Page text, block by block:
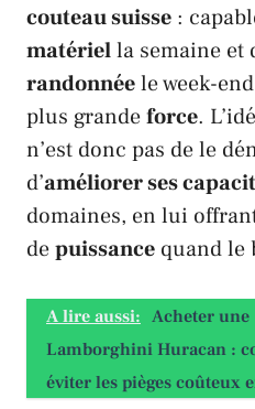
couteau suisse :
matériella semaine et
randonnéele week-
plus grandeforce.
n’est donc pas de le
d’améliorer ses
domaines, en lui
depuissance quand le
A lire aussi: Acheter une
Lamborghini Huracan :
éviter les pièges coûteux